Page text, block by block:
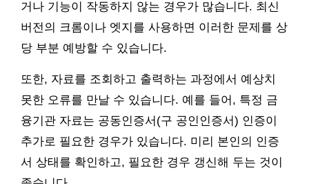
거나 기능이 작동하지 않는 경우가 많습니다. 최신
버전의 크롬이나 엣지를 사용하면 이러한 문제를 상
당 부분 예방할 수 있습니다.
또한, 자료를 조회하고 출력하는 과정에서 예상치
못한 오류를 만날 수 있습니다. 예를 들어, 특정 금
융기관 자료는 공동인증서(구 공인인증서) 인증이
추가로 필요한 경우가 있습니다. 미리 본인의 인증
서 상태를 확인하고, 필요한 경우 갱신해 두는 것이